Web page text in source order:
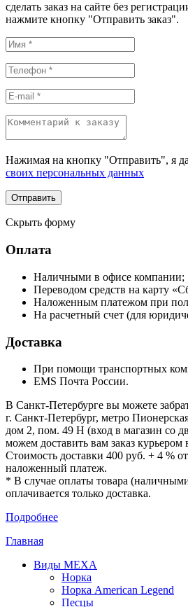
сделать заказ на сайте без
нажмите кнопку "Отправить заказ".
Нажимая на кнопку "Отправить", я
своих персональных данных
Скрыть форму
Оплата
Наличными в офисе компании;
Переводом средств на карту
Наложенным платежом при
На расчетный счет (для
Доставка
При помощи транспортных
EMS Почта России.
В Санкт-Петербурге вы можете
г. Санкт-Петербург, метро
дом 2, пом. 49 Н (вход в магазин со
можем доставить вам заказ курьером
Стоимость доставки 400 руб. + 4 %
наложенный платеж.
* В случае оплаты товара
оплачивается только доставка.
Подробнее
Главная
Виды МЕХА
Норка
Норка American Legend
Песцы